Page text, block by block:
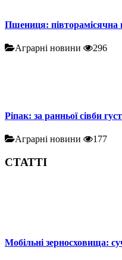
Пшениця: півторамісячна
Аграрні новини 296
Ріпак: за ранньої сівби
Аграрні новини 177
СТАТТІ
Мобільні зерносховища: